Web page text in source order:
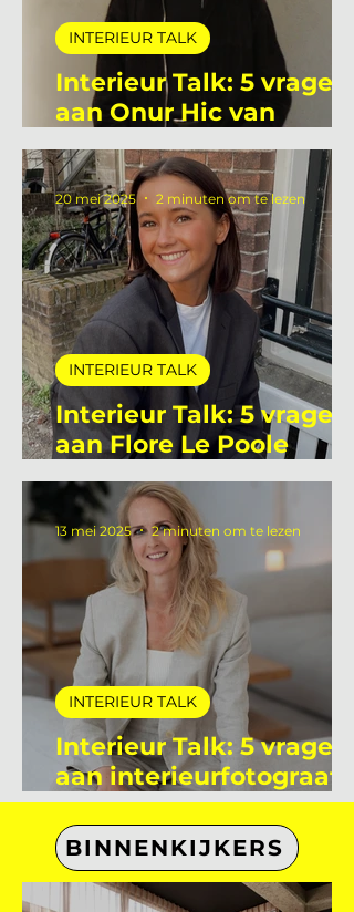
Interieur Talk: 5 vragen
aan Onur Hic van
Deltalight
INTERIEUR TALK
Interieur Talk: 5 vragen
aan Flore Le Poole
stagiaire bij De
Interieur Club
INTERIEUR TALK
20 mei 2025 2 minuten om te lezen
Interieur Talk: 5 vragen
aan interieurfotograaf
Eefje Lammers
INTERIEUR TALK
13 mei 2025 2 minuten om te lezen
BINNENKIJKERS